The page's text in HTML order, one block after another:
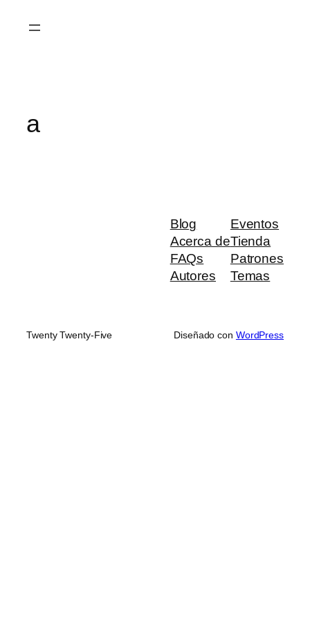
a
Blog
Acerca de
FAQs
Autores
Eventos
Tienda
Patrones
Temas
Twenty Twenty-Five Diseñado con WordPress